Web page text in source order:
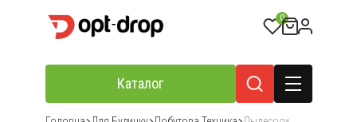
0
Каталог